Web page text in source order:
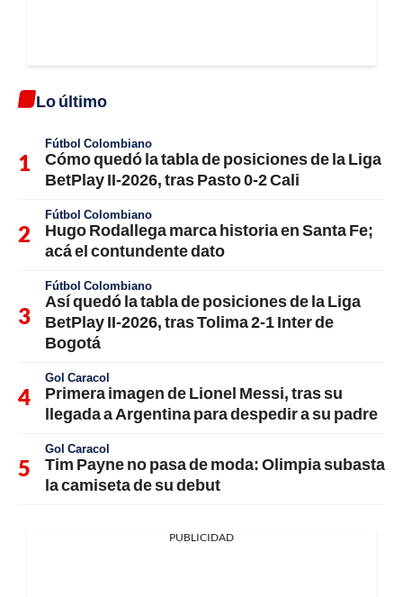
Lo último
Fútbol Colombiano
Cómo quedó la tabla de posiciones de la Liga
BetPlay II-2026, tras Pasto 0-2 Cali
Fútbol Colombiano
Hugo Rodallega marca historia en Santa Fe;
acá el contundente dato
Fútbol Colombiano
Así quedó la tabla de posiciones de la Liga
BetPlay II-2026, tras Tolima 2-1 Inter de
Bogotá
Gol Caracol
Primera imagen de Lionel Messi, tras su
llegada a Argentina para despedir a su padre
Gol Caracol
Tim Payne no pasa de moda: Olimpia subasta
la camiseta de su debut
PUBLICIDAD